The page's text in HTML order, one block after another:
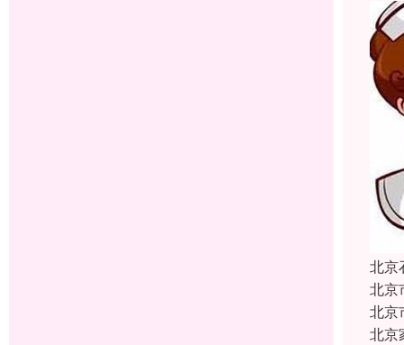
北京
北京
北京
北京